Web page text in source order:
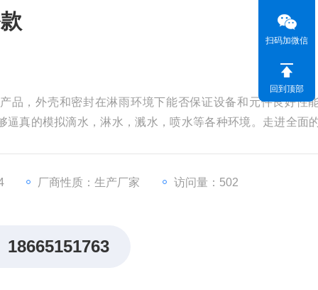
品，外壳和密封在淋雨环境下能否保证设备和元件良好性
逼真的模拟滴水，淋水，溅水，喷水等各种环境。走进全面
厂商性质：生产厂家 访问量：502
18665151763
扫码加微信
回到顶部